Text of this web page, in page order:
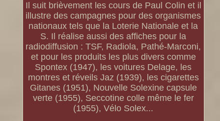
Il suit brièvement les cours de Paul Colin et il
illustre des campagnes pour des organismes
nationaux tels que la Loterie Nationale et la
S. Il réalise aussi des affiches pour la
radiodiffusion : TSF, Radiola, Pathé-Marconi,
et pour les produits les plus divers comme
Spontex (1947), les voitures Delage, les
montres et réveils Jaz (1939), les cigarettes
Gitanes (1951), Nouvelle Solexine capsule
verte (1955), Seccotine colle même le fer
(1955), Vélo Solex...